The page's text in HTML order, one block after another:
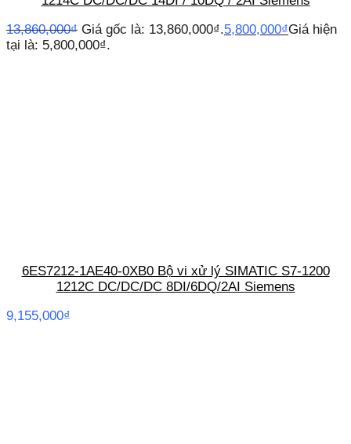
13,860,000₫ Giá gốc là: 13,860,000₫.5,800,000₫Giá hiện
tại là: 5,800,000₫.
6ES7212-1AE40-0XB0 Bộ vi xử lý SIMATIC S7-1200
1212C DC/DC/DC 8DI/6DQ/2AI Siemens
9,155,000₫